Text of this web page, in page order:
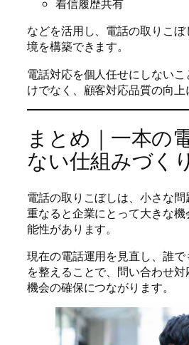
着信履歴共有
などを活用し、電話の取りこ
境を構築できます。
電話対応を個人任せにしない
けでなく、顧客対応品質の向上
まとめ｜一本の
ない仕組みづく
電話の取りこぼしは、小さな
重なると企業にとって大きな
能性があります。
現在の電話運用を見直し、誰
を整えることで、問い合わせ
機会の確保につながります。